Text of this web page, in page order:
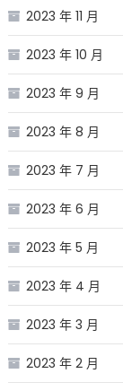
2023 年 11 月
2023 年 10 月
2023 年 9 月
2023 年 8 月
2023 年 7 月
2023 年 6 月
2023 年 5 月
2023 年 4 月
2023 年 3 月
2023 年 2 月